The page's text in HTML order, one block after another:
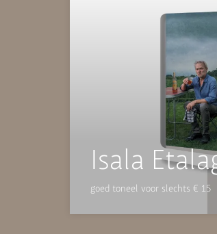
Isala
goed toneel voor slechts € 15